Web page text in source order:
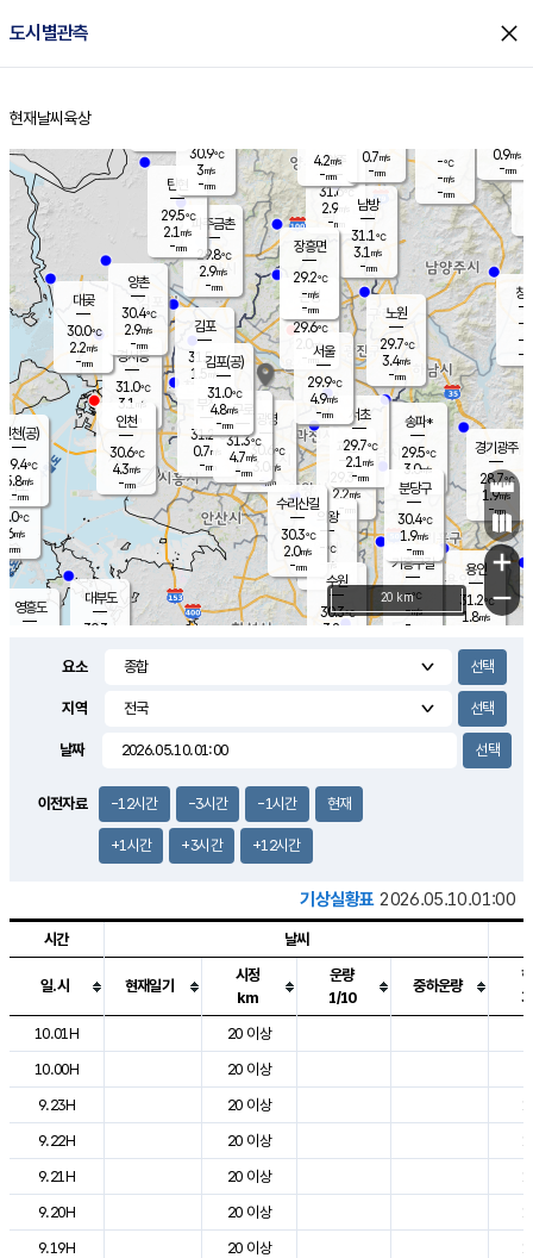
도시별관측 close
홈
현재날씨 육상
의도
℃
m/s
mm
영흥도
양주
31.6℃
2.9
-mm
과천
29.3℃
2.2m/s
- mm
용인
31.2℃
1.8m/s
경기광주
28.7℃
1.9m/s
-mm
3.5m/s
대부도
30.3
경서동
31.0℃
3.1 m/s
-mm
파주금촌
29.8℃
2.9m/s
-mm
-℃
-m/s
-mm
대곶
30.0℃
2.2m/s
-mm
창
-
-m/
-
탄현
29.5℃
2.1 m/s
-mm
0.9m/s
-mm
의왕
- ℃
m/s
mm
김포
31.5℃
1.5 m/s
mm
광명
30.6 ℃
3.0 m/s
-mm
부천
31.2℃
0.7m/s
-mm
양촌
30.4℃
2.9m/s
-mm
구로
31.3℃
4.7m/s
-mm
은평
29.6℃
2.0 m/s
- mm
노원
29.7℃
3.4m/s
-mm
송파*
29.5℃
3.0m/s
-mm
서초
29.7℃
2.1 m/s
-mm
남방
31.1℃
3.1 m/s
-mm
기흥구갈
-℃
-m/s
-
수리산길
30.3℃
2.0m/s
-mm
분당구
30.4℃
1.9m/s
-mm
장흥면
29.2℃
-m/s
-mm
4.2m/s
-mm
인천(공)
29.4℃
5.8m/s
-mm
김포(공)
31.0℃
4.8m/s
-mm
수원
30.3℃
3.2 m/s
인천
30.6℃
4.3m/s
-mm
서울
29.9℃
4.9m/s
-mm
30.9℃
3m/s
-mm
0.7m/s
-mm
+
−
20 km
요소
지역
날짜
이전자료 -12시간 -3시간 -1시간 현재
+1시간 +3시간 +12시간
기상실황표 2026.05.10.01:00
도시별 기상실황표로 지점, 날씨, 기온, 강수, 바람, 기압등을 안내한 표입
시간 날씨
일.시 현재일기
시정
km
운량
1/10
중하운량
10.01H
20 이상
10.00H
20 이상
9.23H
20 이상
9.22H
20 이상
9.21H
20 이상
9.20H
20 이상
9.19H
20 이상